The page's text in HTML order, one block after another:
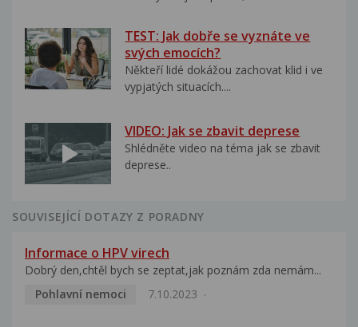
TEST: Jak dobře se vyznáte ve
svých emocích?
Někteří lidé dokážou zachovat klid i ve
vypjatých situacích....
VIDEO: Jak se zbavit deprese
Shlédněte video na téma jak se zbavit
deprese..
SOUVISEJÍCÍ DOTAZY Z PORADNY
Informace o HPV virech
Dobrý den,chtěl bych se zeptat,jak poznám zda nemám...
Pohlavní nemoci
7.10.2023